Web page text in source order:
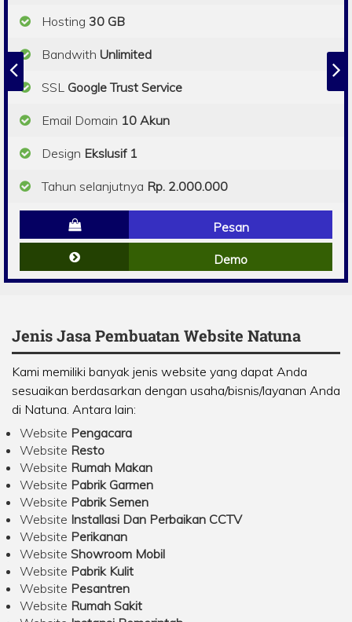
Hosting 30 GB
Bandwith Unlimited
SSL Google Trust Service
Email Domain 10 Akun
Design Ekslusif 1
Tahun selanjutnya Rp. 2.000.000
Pesan
Demo
Jenis Jasa Pembuatan Website Natuna
Kami memiliki banyak jenis website yang dapat Anda
sesuaikan berdasarkan dengan usaha/bisnis/layanan Anda
di Natuna. Antara lain:
Website Pengacara
Website Resto
Website Rumah Makan
Website Pabrik Garmen
Website Pabrik Semen
Website Installasi Dan Perbaikan CCTV
Website Perikanan
Website Showroom Mobil
Website Pabrik Kulit
Website Pesantren
Website Rumah Sakit